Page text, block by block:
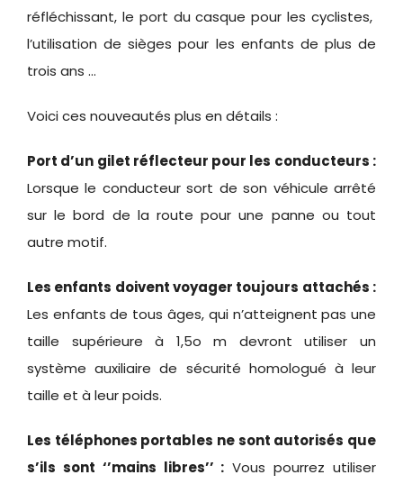
réfléchissant, le port du casque pour les cyclistes,
l’utilisation de sièges pour les enfants de plus de
trois ans …
Voici ces nouveautés plus en détails :
Port d’un gilet réflecteur pour les conducteurs :
Lorsque le conducteur sort de son véhicule arrêté
sur le bord de la route pour une panne ou tout
autre motif.
Les enfants doivent voyager toujours attachés :
Les enfants de tous âges, qui n’atteignent pas une
taille supérieure à 1,5o m devront utiliser un
système auxiliaire de sécurité homologué à leur
taille et à leur poids.
Les téléphones portables ne sont autorisés que
s’ils sont ‘’mains libres’’ : Vous pourrez utiliser